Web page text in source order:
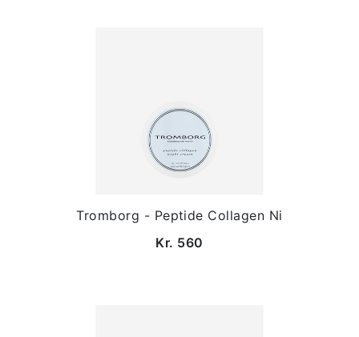
Tromborg - Peptide Collagen Ni
Kr. 560